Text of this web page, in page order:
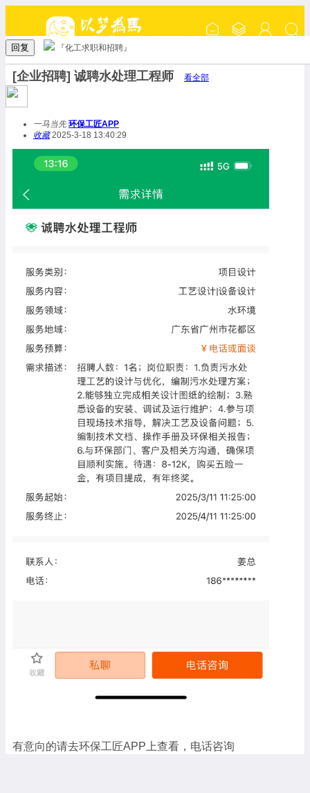
回复 『化工求职和招聘』
[企业招聘] 诚聘水处理工程师 看全部
一马当先 环保工匠APP
收藏2025-3-18 13:40:29
有意向的请去环保工匠APP上查看，电话咨询